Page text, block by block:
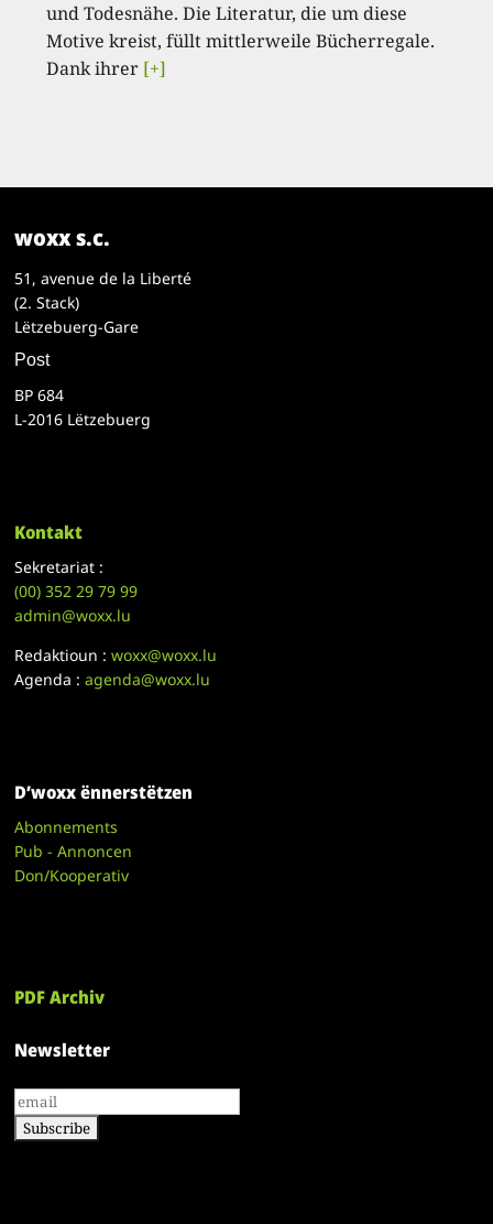
und Todesnähe. Die Literatur, die um diese
Motive kreist, füllt mittlerweile Bücherregale.
Dank ihrer [+]
woxx s.c.
51, avenue de la Liberté
(2. Stack)
Lëtzebuerg-Gare
Post
BP 684
L-2016 Lëtzebuerg
Kontakt
Sekretariat :
(00)352 29 79 99
admin@woxx.lu
Redaktioun :woxx@woxx.lu
Agenda :agenda@woxx.lu
D’woxx ënnerstëtzen
Abonnements
Pub - Annoncen
Don/Kooperativ
PDF Archiv
Newsletter